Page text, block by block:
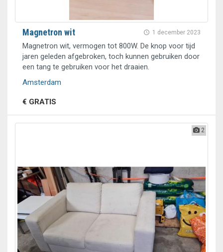
1 december 2023
Magnetron wit
Magnetron wit, vermogen tot 800W. De knop voor tijd
jaren geleden afgebroken, toch kunnen gebruiken door
een tang te gebruiken voor het draaien.
Amsterdam
€ GRATIS
2